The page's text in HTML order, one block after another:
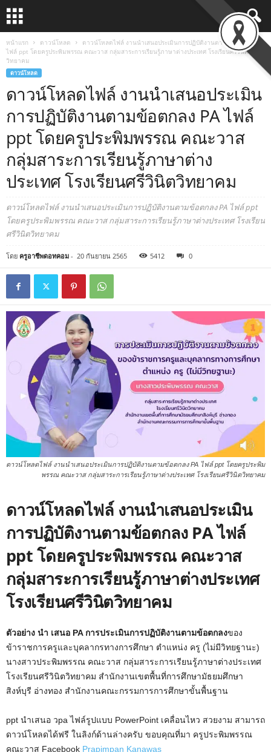
หน้าแรก ดาวน์โหลด
ดาวน์โหลดไฟล์ งานนำเสนอประเมินการปฏิบัติงานตามข้อตกลง PA
ไฟล์ ppt โดยครูประพิมพรรณ คณะวาส กลุ่มสาระการเรียนรู้ภาษาต่างประเทศ โรงเรียนศรีวินิต
วิทยาคม
ดาวน์โหลด
ดาวน์โหลดไฟล์ งานนำเสนอประเมิน
การปฏิบัติงานตามข้อตกลง PA ไฟล์
ppt โดยครูประพิมพรรณ คณะวาส
กลุ่มสาระการเรียนรู้ภาษาต่าง
ประเทศ โรงเรียนศรีวินิตวิทยาคม
ดาวน์โหลดไฟล์ งานนำเสนอประเมินการปฏิบัติงานตามข้อตกลง PA ไฟล์ ppt
โดยครูประพิมพรรณ คณะวาส กลุ่มสาระการเรียนรู้ภาษาต่างประเทศ โรงเรียน
ศรีวินิตวิทยาคม
โดย ครูอาชีพดอทคอม - 20 กันยายน 2565 5412 0
ดาวน์โหลดไฟล์ งานนำเสนอประเมินการปฏิบัติงานตามข้อตกลง PA ไฟล์ ppt โดยครูประพิม
พรรณ คณะวาส กลุ่มสาระการเรียนรู้ภาษาต่างประเทศ โรงเรียนศรีวินิตวิทยาคม
ดาวน์โหลดไฟล์ งานนำเสนอประเมิน
การปฏิบัติงานตามข้อตกลง PA ไฟล์
ppt โดยครูประพิมพรรณ คณะวาส
กลุ่มสาระการเรียนรู้ภาษาต่างประเทศ
โรงเรียนศรีวินิตวิทยาคม
ตัวอย่าง นำ เสนอ PA การประเมินการปฏิบัติงานตามข้อตกลงของ
ข้าราชการครูและบุคลากรทางการศึกษา ตำแหน่ง ครู (ไม่มีวิทยฐานะ)
นางสาวประพิมพรรณ คณะวาส กลุ่มสาระการเรียนรู้ภาษาต่างประเทศ
โรงเรียนศรีวินิตวิทยาคม สำนักงานเขตพื้นที่การศึกษามัธยมศึกษา
สิงห์บุรี อ่างทอง สำนักงานคณะกรรมการการศึกษาขั้นพื้นฐาน
ppt นําเสนอ วpa ไฟล์รูปแบบ PowerPoint เคลื่อนไหว สวยงาม สามารถ
ดาวน์โหลดได้ฟรี ในลิงก์ด้านล่างครับ ขอบคุณที่มา ครูประพิมพรรณ
คณะวาส Facebook Prapimpan Kanawas